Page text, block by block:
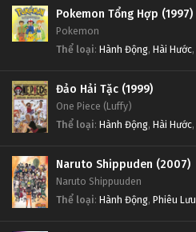
Pokemon Tổng Hợp (1997)
Pokemon
Thể loại: Hành Động, Hài Hước,
Đảo Hải Tặc (1999)
One Piece (Luffy)
Thể loại: Hành Động, Hài Hước,
Naruto Shippuden (2007)
Naruto Shippuuden
Thể loại: Hành Động, Phiêu Lưu